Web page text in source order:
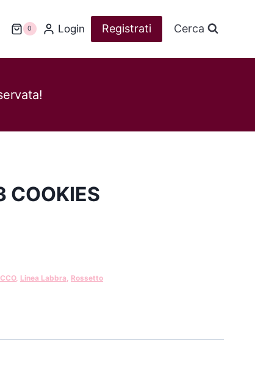
0 Login Registrati Cerca
COOKIES
, Linea Labbra, Rossetto